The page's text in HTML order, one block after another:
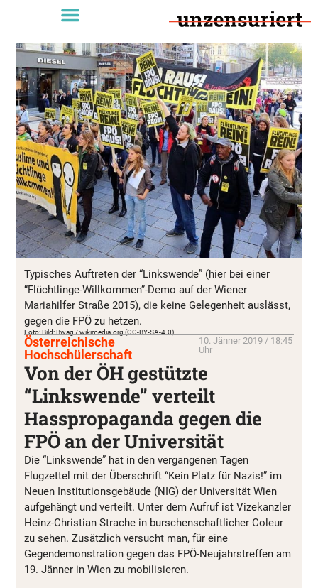
Typisches Auftreten der “Linkswende” (hier bei einer
“Flüchtlinge-Willkommen”-Demo auf der Wiener
Mariahilfer Straße 2015), die keine Gelegenheit auslässt,
gegen die FPÖ zu hetzen.
Foto: Bild: Bwag / wikimedia.org (CC-BY-SA-4.0)
Österreichische
Hochschülerschaft
10. Jänner 2019 / 18:45
Uhr
Von der ÖH gestützte
“Linkswende” verteilt
Hasspropaganda gegen die
FPÖ an der Universität
Die “Linkswende” hat in den vergangenen Tagen
Flugzettel mit der Überschrift “Kein Platz für Nazis!” im
Neuen Institutionsgebäude (NIG) der Universität Wien
aufgehängt und verteilt. Unter dem Aufruf ist Vizekanzler
Heinz-Christian Strache in burschenschaftlicher Coleur
zu sehen. Zusätzlich versucht man, für eine
Gegendemonstration gegen das FPÖ-Neujahrstreffen am
19. Jänner in Wien zu mobilisieren.